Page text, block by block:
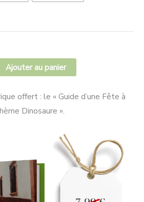
Ajouter au panier
offert : le « Guide d’une Fête à
Dinosaure ».